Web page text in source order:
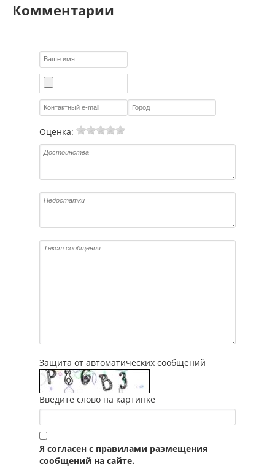
Комментарии
Оценка:
Защита от автоматических сообщений
Введите слово на картинке
Я согласен с правилами размещения
сообщений на сайте.